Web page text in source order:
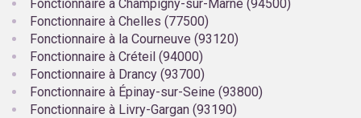
Fonctionnaire à Champigny-sur-Marne (94500)
Fonctionnaire à Chelles (77500)
Fonctionnaire à la Courneuve (93120)
Fonctionnaire à Créteil (94000)
Fonctionnaire à Drancy (93700)
Fonctionnaire à Épinay-sur-Seine (93800)
Fonctionnaire à Livry-Gargan (93190)